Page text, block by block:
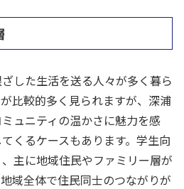
した生活を送る人々が多く暮ら
比較的多く見られますが、深浦
ュニティの温かさに魅力を感
くるケースもあります。学生向
主に地域住民やファミリー層が
域全体で住民同士のつながりが